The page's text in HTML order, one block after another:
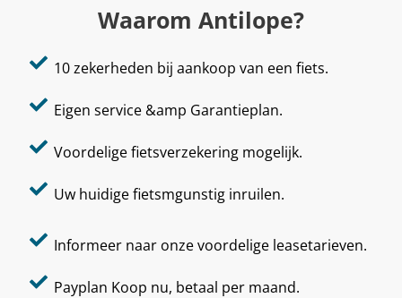
Waarom Antilope?
10 zekerheden bij aankoop van een fiets.
Eigen service &amp Garantieplan.
Voordelige fietsverzekering mogelijk.
Uw huidige fietsmgunstig inruilen.
Informeer naar onze voordelige leasetarieven.
Payplan Koop nu, betaal per maand.